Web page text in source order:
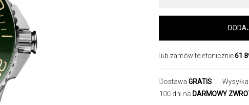
lub zamów telefonicznie61
Dostawa GRATIS |
100 dni na DARMOWY